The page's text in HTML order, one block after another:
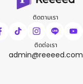
ติดตามเรา
ติดต่อเรา
admin@reeeed.com